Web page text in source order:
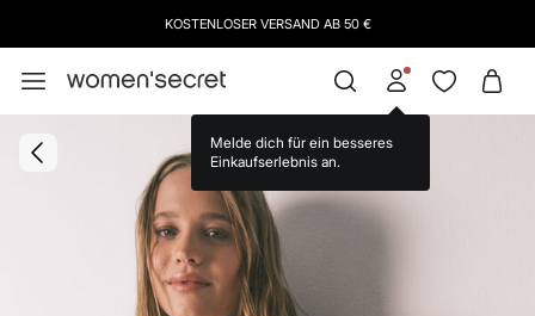
KOSTENLOSER VERSAND AB 50 €
Melde dich für ein besseres
Einkaufserlebnis an.